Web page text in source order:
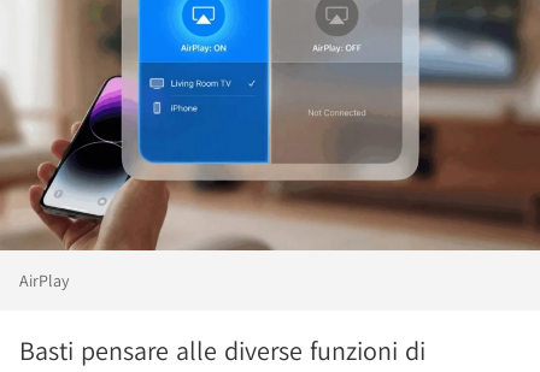
AirPlay
Basti pensare alle diverse funzioni di